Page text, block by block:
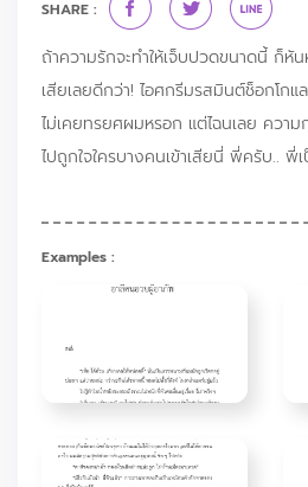
SHARE :
ถ้าความรักจะทำให้เจ็บปวดขนาดนี้ ก็หั
เสียเลยดีกว่า! ไอศกรีมรสมินต์ช็อกโก
ไม่เคยทรยศผมหรอก แต่ไฉนเลย ควา
ไปถูกใจใครบางคนเข้าเสียนี่ พี่ครับ.. พี่
Examples :